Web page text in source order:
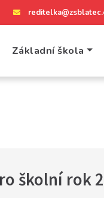
Základní škola
školní rok